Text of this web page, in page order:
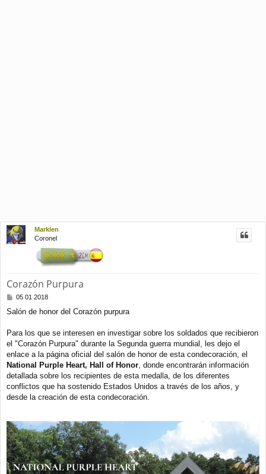
Marklen
Coronel
Corazón Purpura
M
n
a
e
05 01 2018
Salón de honor del Corazón purpura
Para los que se interesen en investigar sobre los soldados que recibieron
el "Corazón Purpura" durante la Segunda guerra mundial, les dejo el
enlace a la página oficial del salón de honor de esta condecoración, el
National Purple Heart, Hall of Honor, donde encontrarán información
detallada sobre los recipientes de esta medalla, de los diferentes
conflictos que ha sostenido Estados Unidos a través de los años, y
desde la creación de esta condecoración.